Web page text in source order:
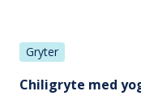
Gryter
Chiligryte med